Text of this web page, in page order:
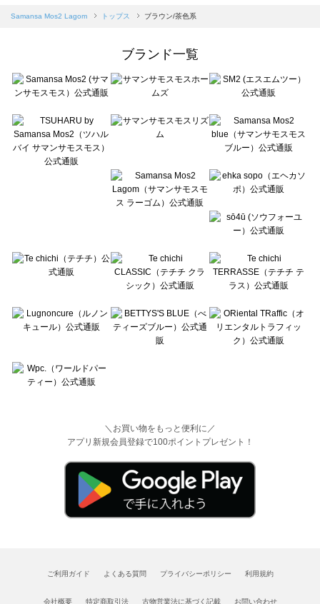
Samansa Mos2 blue（サマンサモスモス ブルー）のトップス一覧
sō4ū（ソウフォーユー）のトップス一覧
Te chichi（テチチ）のトップス一覧
Te chichi CLASSIC（テチチ クラシック）のトップス一覧
Lugnoncure（ルノンキュール）のトップス一覧
BETTY'S BLUE（べティーズブルー）のトップス一覧
Wpc.（ワールドパーティー）のトップス一覧
Samansa Mos2 Lagom トップス ブラウン/茶色系
ブランド一覧
＼お買い物をもっと便利に／
アプリ新規会員登録で100ポイントプレゼント！
ご利用ガイド よくある質問 プライバシーポリシー 利用規約
会社概要 特定商取引法 古物営業法に基づく記載 お問い合わせ